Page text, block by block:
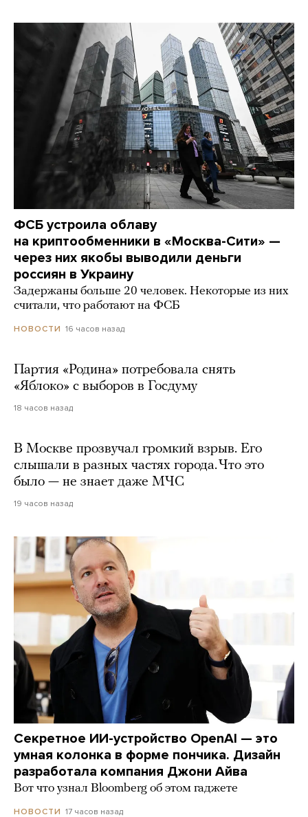
ФСБ устроила облаву
на криптообменники в «Москва-Сити» —
через них якобы выводили деньги
россиян в Украину
Задержаны больше 20 человек. Некоторые из них
считали, что работают на ФСБ
НОВОСТИ 16 часов назад
Партия «Родина» потребовала снять
«Яблоко» с выборов в Госдуму
18 часов назад
В Москве прозвучал громкий взрыв. Его
слышали в разных частях города. Что это
было — не знает даже МЧС
19 часов назад
Секретное ИИ-устройство OpenAI — это
умная колонка в форме пончика. Дизайн
разработала компания Джони Айва
Вот что узнал Bloomberg об этом гаджете
НОВОСТИ 17 часов назад